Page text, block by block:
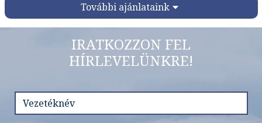
További ajánlataink
IRATKOZZON FEL
HÍRLEVELÜNKRE!